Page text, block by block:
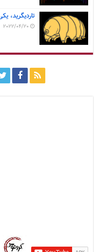
تاردیگرید،
2022/04/20